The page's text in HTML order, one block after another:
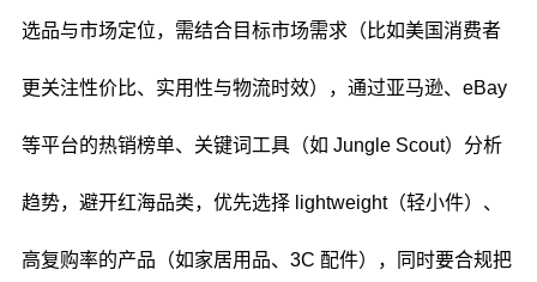
选品与市场定位，需结合目标市场需求（比如美国消费者
更关注性价比、实用性与物流时效），通过亚马逊、eBay
等平台的热销榜单、关键词工具（如 Jungle Scout）分析
趋势，避开红海品类，优先选择 lightweight（轻小件）、
高复购率的产品（如家居用品、3C 配件），同时要合规把